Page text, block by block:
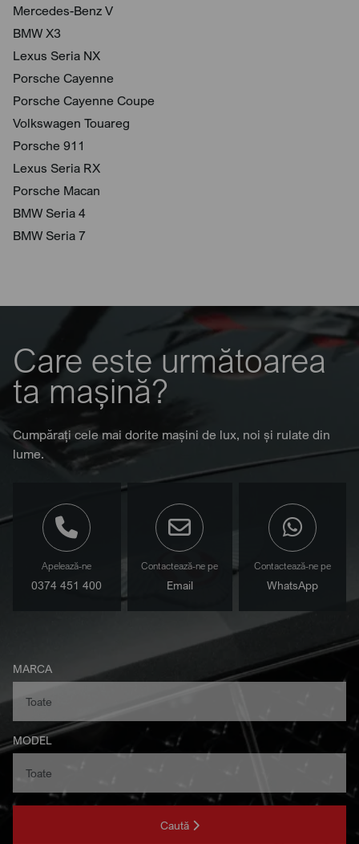
Mercedes-Benz V
BMW X3
Lexus Seria NX
Porsche Cayenne
Porsche Cayenne Coupe
Volkswagen Touareg
Porsche 911
Lexus Seria RX
Porsche Macan
BMW Seria 4
BMW Seria 7
Care este următoarea
ta mașină?
Cumpărați cele mai dorite mașini de lux, noi și rulate din
lume.
Apelează-ne
0374 451 400
Contactează-ne pe
Email
Contactează-ne pe
WhatsApp
MARCA
MODEL
Caută